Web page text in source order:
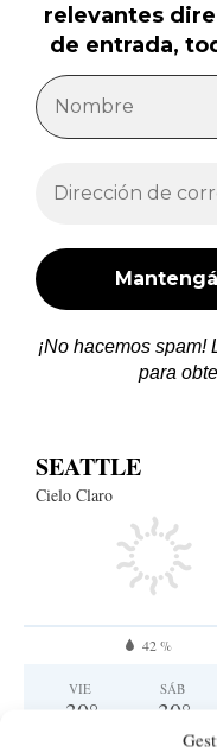
relevantes
de entrada,
¡No hacemos spam!
para
SEATTLE
Cielo Claro
42 %
VIE
30°
SÁB
30°